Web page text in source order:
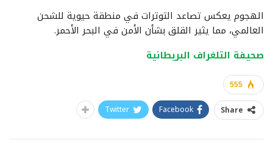
الهجوم يعكس تصاعد التوترات في منطقة حيوية للشحن
العالمي، مما يثير القلق بشأن الأمن في البحر الأحمر.
صحيفة التلغراف البريطانية
555
Share
Facebook
Twitter